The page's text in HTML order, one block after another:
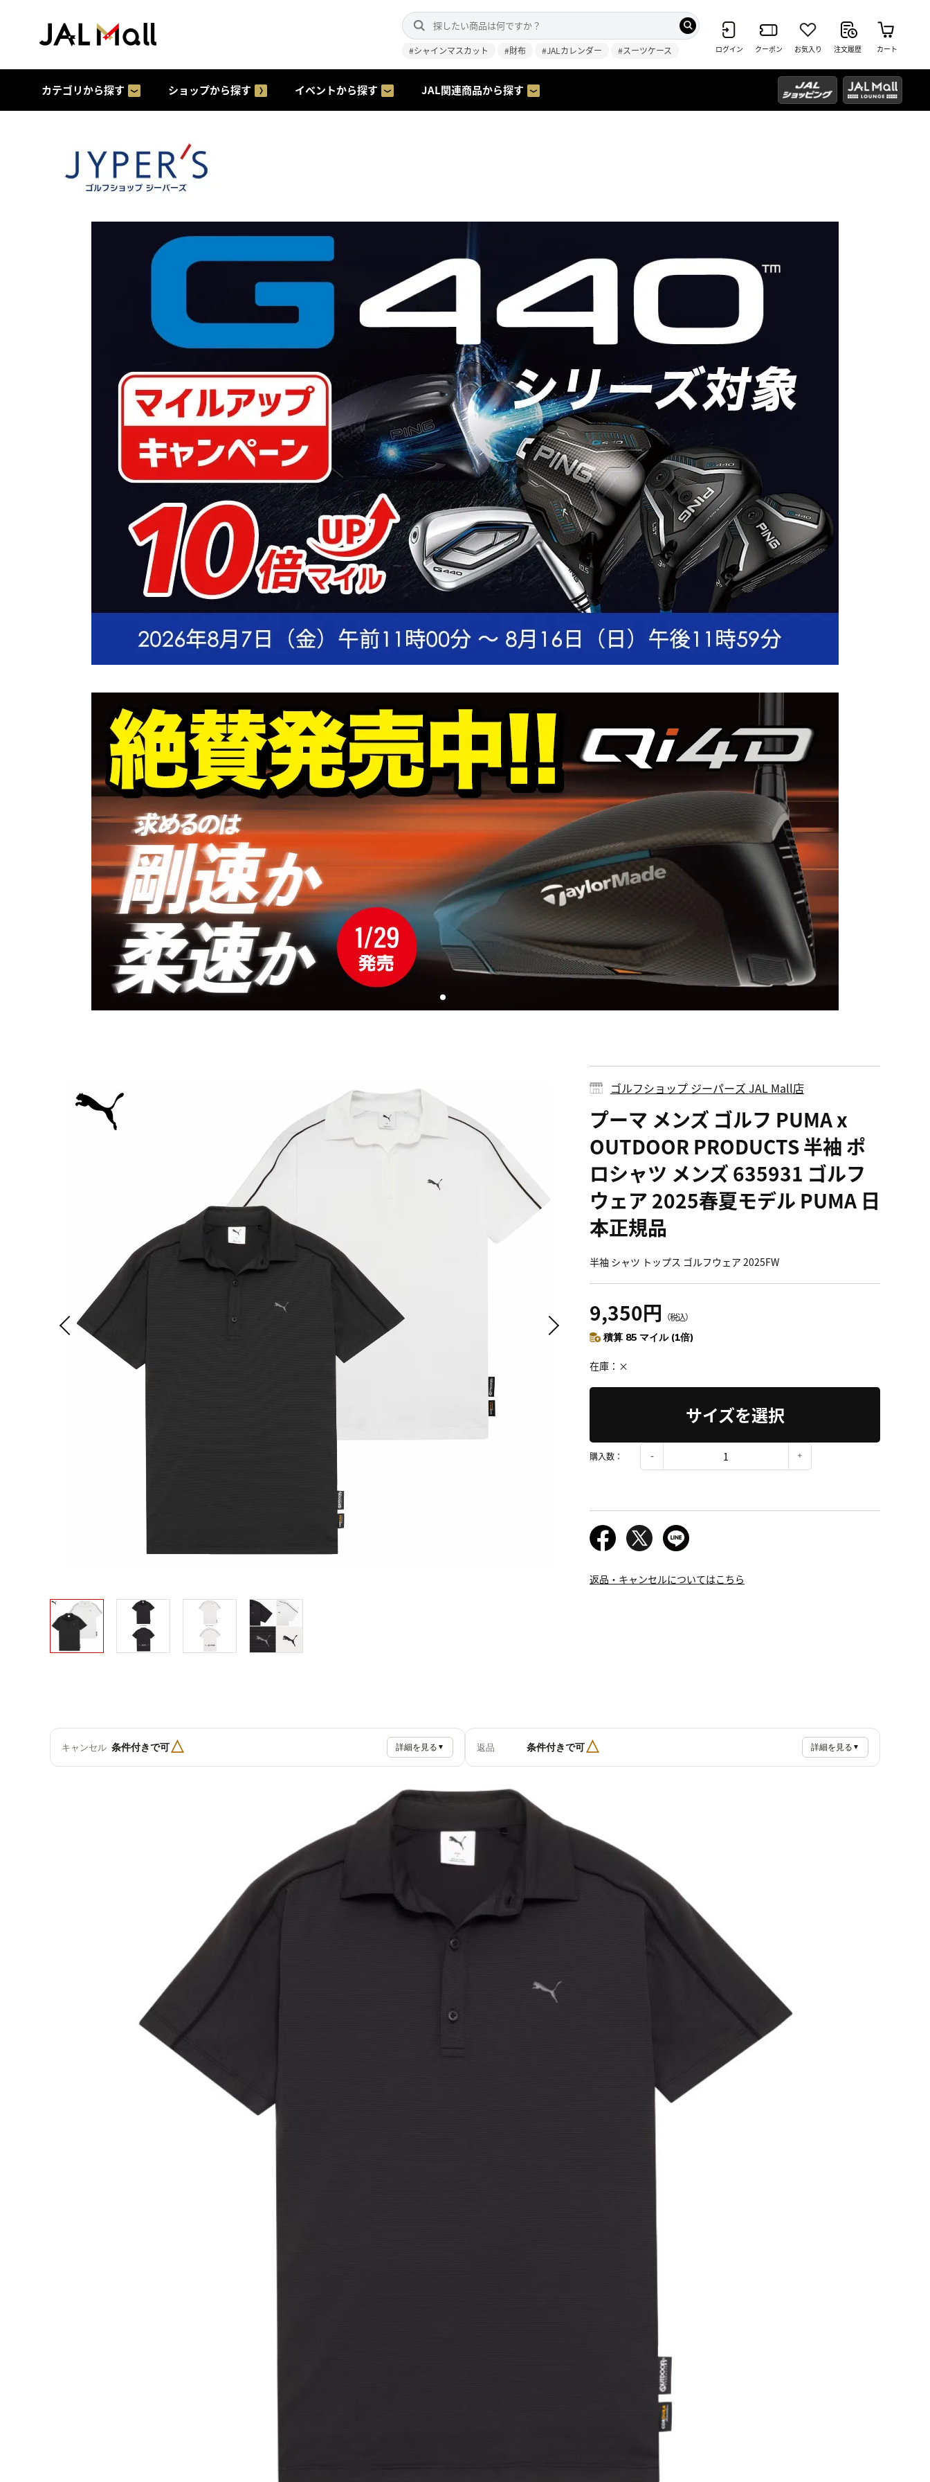
#シャインマスカット #財布 #JALカレンダー #スーツケース ログイン クーポン お気入り 注文履歴 カート
カテゴリから探す ショップから探す イベントから探す JAL関連商品から探す
ゴルフショップ ジーパーズ JAL Mall店
プーマ メンズ ゴルフ PUMA x
OUTDOOR PRODUCTS 半袖 ポ
ロシャツ メンズ 635931 ゴルフ
ウェア 2025春夏モデル PUMA 日
本正規品
半袖 シャツ トップス ゴルフウェア 2025FW
9,350円 （税込）
積算 85 マイル (1倍)
在庫 ×
サイズを選択
購入数：
返品・キャンセルについてはこちら
キャンセル 条件付きで可△ 詳細を見る ▼ 返品 条件付きで可△ 詳細を見る ▼